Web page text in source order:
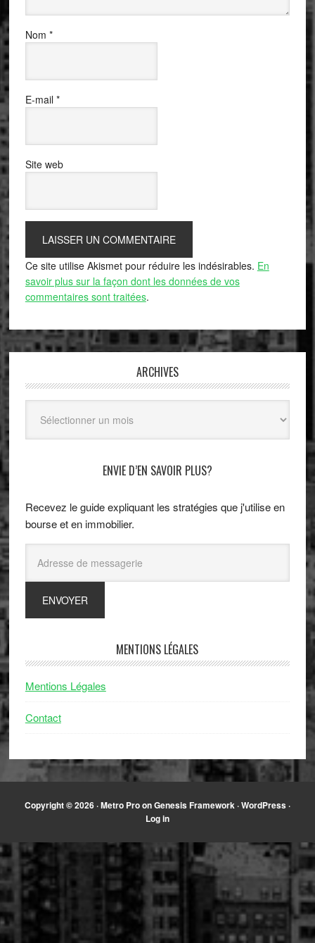
Nom *
E-mail *
Site web
Ce site utilise Akismet pour réduire les indésirables. En
savoir plus sur la façon dont les données de vos
commentaires sont traitées.
ARCHIVES
ENVIE D’EN SAVOIR PLUS?
Recevez le guide expliquant les stratégies que j'utilise en
bourse et en immobilier.
MENTIONS LÉGALES
Mentions Légales
Contact
Copyright © 2026 ·Metro ProonGenesis Framework ·WordPress ·
Log in